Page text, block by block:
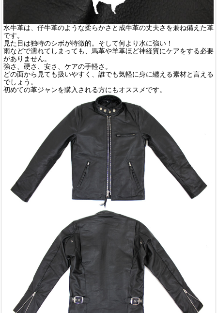
水牛革は、仔牛革のような柔らかさと成牛革の丈夫さを兼ね備えた革
です。
見た目は独特のシボが特徴的。そして何より水に強い！
雨などで濡れてしまっても、馬革や羊革ほど神経質にケアをする必要
がありません。
強さ、硬さ、安さ、ケアの手軽さ。
どの面から見ても扱いやすく、誰でも気軽に身に纏える素材と言える
でしょう。
初めての革ジャンを購入される方にもオススメです。